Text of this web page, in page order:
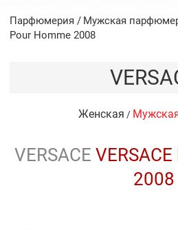
Парфюмерия Мужская
Pour Homme 2008
Женская /
VERSACE
2008